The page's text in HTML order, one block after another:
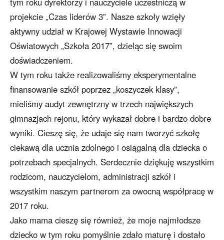
projekcie „Czas liderów 3”. Nasze szkoły wzięły
aktywny udział w Krajowej Wystawie Innowacji
Oświatowych „Szkoła 2017”, dzieląc się swoim
doświadczeniem.
W tym roku także realizowaliśmy eksperymentalne
finansowanie szkół poprzez „koszyczek klasy”,
mieliśmy audyt zewnętrzny w trzech największych
gimnazjach rejonu, który wykazał dobre i bardzo dobre
wyniki. Cieszę się, że udaje się nam tworzyć szkołę
ciekawą dla ucznia zdolnego i osiągalną dla dziecka o
potrzebach specjalnych. Serdecznie dziękuję wszystkim
rodzicom, nauczycielom, administracji szkół i
wszystkim naszym partnerom za owocną współpracę w
2017 roku.
Jako mama cieszę się również, że moje najmłodsze
dziecko w tym roku pomyślnie zdało maturę i dostało